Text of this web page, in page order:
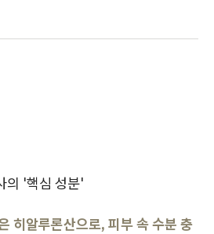
의 '핵심 성분'
히알루론산으로, 피부 속 수분 충